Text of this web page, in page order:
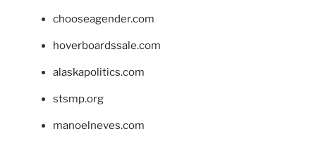
chooseagender.com
hoverboardssale.com
alaskapolitics.com
stsmp.org
manoelneves.com